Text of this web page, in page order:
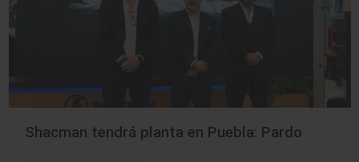
Shacman tendrá planta en Puebla: Pardo